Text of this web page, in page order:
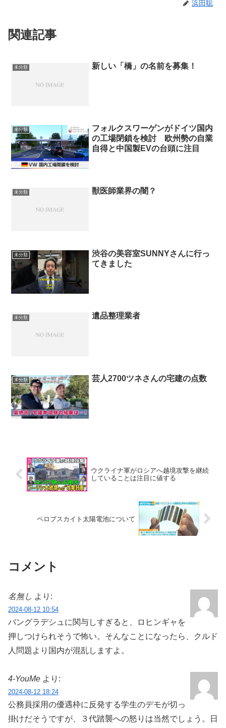
浜田聡
関連記事
未分類 新しい「橋」の名前を募集！
未分類
フォルクスワーゲンがドイツ国内
の工場閉鎖を検討 欧州勢の自業
自得と中国製EVの台頭に注目
未分類 獣医師業界の闇？
未分類
渋谷の美容室SUNNYさんに行っ
てきました
未分類 遺品整理業者
未分類 芸人2700ツネさんの宅建の点数
ウクライナ軍がロシアへ越境攻撃を継続
していることは注目に値する
ペロブスカイト太陽電池について
コメント
名無し より:
2024-08-12 10:54
バングラデシュに関与しすぎると、ロヒンギャを
押しつけられそうで怖い。そんなことになったら、クルド
人問題より国内が混乱しますよ。
4-YouMe より:
2024-08-12 18:24
公務員採用の優遇枠に反発する学生のデモが切っ
掛けだそうですが、３代踏襲への怒りは当然でしょう。日